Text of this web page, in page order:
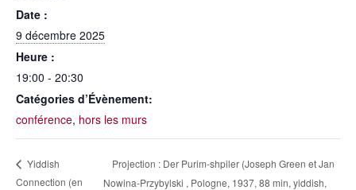
Date :
9 décembre 2025
Heure :
19:00 - 20:30
Catégories d’Évènement:
conférence, hors les murs
Yiddish
Connection (en
Projection : Der Purim-shpiler (Joseph Green et Jan
Nowina-Przybylski , Pologne, 1937, 88 min, yiddish,